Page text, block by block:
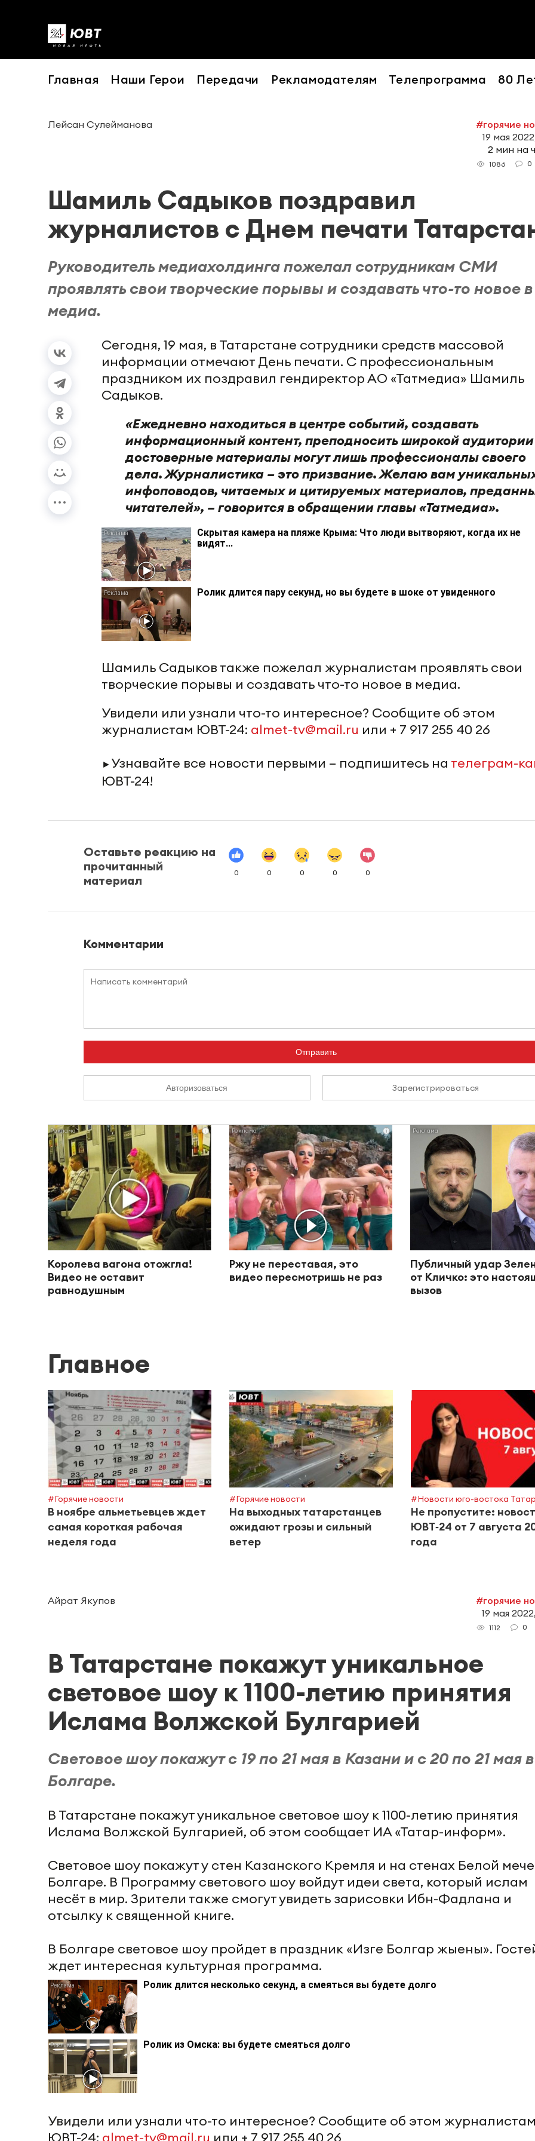
Главная Наши Герои Передачи Рекламодателям Телепрограмма 80
Лейсан Сулейманова
#горячие
19 мая
2 мин на
1086 0
Шамиль Садыков поздравил
журналистов с Днем печати
Руководитель медиахолдинга пожелал сотрудникам СМИ
проявлять свои творческие порывы и создавать что-то новое в
медиа.
Сегодня, 19 мая, в Татарстане сотрудники средств массовой
информации отмечают День печати. С профессиональным
праздником их поздравил гендиректор АО «Татмедиа» Шамиль
Садыков.
«Ежедневно находиться в центре событий, создавать
информационный контент, преподносить широкой аудитории
достоверные материалы могут лишь профессионалы своего
дела. Журналистика – это призвание. Желаю вам
инфоповодов, читаемых и цитируемых материалов,
читателей», – говорится в обращении главы «Татмедиа».
Скрытая камера на пляже Крыма: Что люди вытворяют, когда их не
видят...
Ролик длится пару секунд, но вы будете в шоке от увиденного
Шамиль Садыков также пожелал журналистам проявлять свои
творческие порывы и создавать что-то новое в медиа.
Увидели или узнали что-то интересное? Сообщите об этом
журналистам ЮВТ-24: almet-tv@mail.ru или + 7 917 255 40 26
► Узнавайте все новости первыми – подпишитесь на телеграм-
ЮВТ-24!
Оставьте реакцию на
прочитанный
материал
0 0 0 0 0
Комментарии
Отправить
Авторизоваться Зарегистрироваться
i
Королева вагона отожгла!
Видео не оставит
равнодушным
i
Ржу не переставая, это
видео пересмотришь не раз
Публичный удар
от Кличко: это
вызов
Главное
#Горячие новости
В ноябре альметьевцев ждет
самая короткая рабочая
неделя года
#Горячие новости
На выходных татарстанцев
ожидают грозы и сильный
ветер
#Новости юго-востока
Не пропустите:
ЮВТ‑24 от 7 августа
года
Айрат Якупов
#горячие
19 мая
1112 0
В Татарстане покажут уникальное
световое шоу к 1100-летию принятия
Ислама Волжской Булгарией
Световое шоу покажут с 19 по 21 мая в Казани и с 20 по 21 мая в
Болгаре.
В Татарстане покажут уникальное световое шоу к 1100-летию принятия
Ислама Волжской Булгарией, об этом сообщает ИА «Татар-информ».
Световое шоу покажут у стен Казанского Кремля и на стенах Белой
Болгаре. В Программу светового шоу войдут идеи света, который ислам
несёт в мир. Зрители также смогут увидеть зарисовки Ибн-Фадлана и
отсылку к священной книге.
В Болгаре световое шоу пройдет в праздник «Изге Болгар жыены».
ждет интересная культурная программа.
Ролик длится несколько секунд, а смеяться вы будете долго
Ролик из Омска: вы будете смеяться долго
Увидели или узнали что-то интересное? Сообщите об этом журналистам
ЮВТ-24: almet-tv@mail.ru или + 7 917 255 40 26